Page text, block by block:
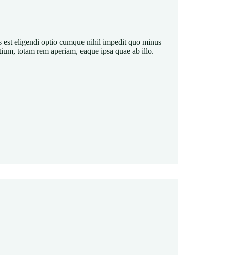
eligendi optio cumque nihil impedit quo minus
totam rem aperiam, eaque ipsa quae ab illo.